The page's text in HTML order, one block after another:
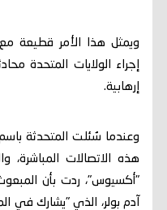
ويمثل هذا الأمر قطيعة
إجراء الولايات المتحدة
إرهابية.
وعندما سُئلت المتحدثة
هذه الاتصالات
"أكسيوس"، ردت بأن
آدم بولر، الذي "يشارك في